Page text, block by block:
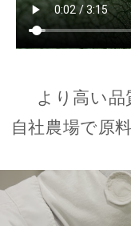
より高い
自社農場で原